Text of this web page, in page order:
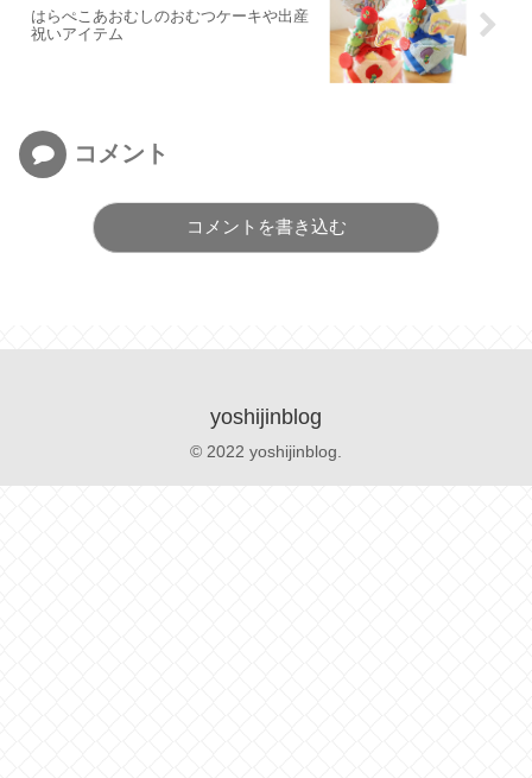
はらぺこあおむしのおむつケーキや出産
祝いアイテム
コメント
コメントを書き込む
yoshijinblog
© 2022 yoshijinblog.